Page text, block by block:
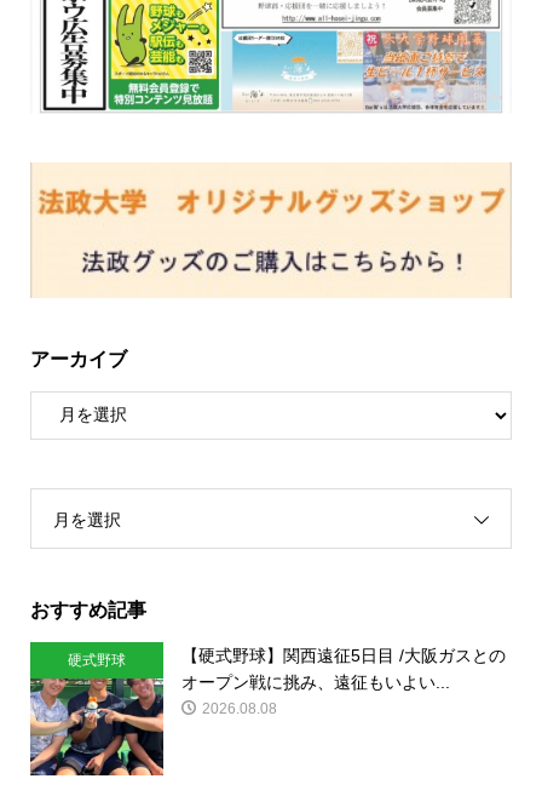
アーカイブ
月を選択
おすすめ記事
硬式野球
【硬式野球】関西遠征5日目 /大阪ガスとの
オープン戦に挑み、遠征もいよい...
2026.08.08